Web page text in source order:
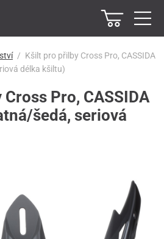
Kšilt pro přilby Cross Pro, CASSIDA
délka kšiltu)
Pro, CASSIDA
šedá, seriová